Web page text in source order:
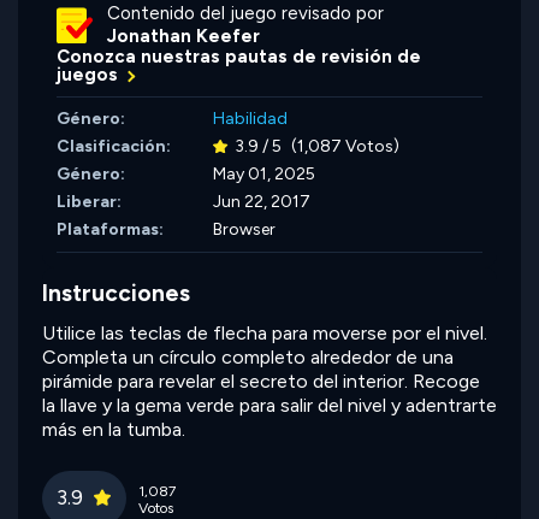
Contenido del juego revisado por
Jonathan Keefer
Conozca nuestras pautas de revisión de
juegos
Género:
Habilidad
Clasificación:
3.9 / 5 (1,087 Votos)
Género:
May 01, 2025
Liberar:
Jun 22, 2017
Plataformas:
Browser
Instrucciones
Utilice las teclas de flecha para moverse por el nivel.
Completa un círculo completo alrededor de una
pirámide para revelar el secreto del interior. Recoge
la llave y la gema verde para salir del nivel y adentrarte
más en la tumba.
3.9
1,087
Votos